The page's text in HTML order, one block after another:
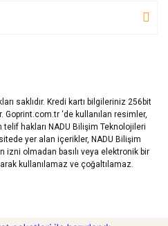
saklıdır. Kredi kartı bilgileriniz 256bit
Goprint.com.tr ‘de kullanılan resimler,
hakları NADU Bilişim Teknolojileri
yer alan içerikler, NADU Bilişim
izni olmadan basılı veya elektronik bir
kullanılamaz ve çoğaltılamaz.